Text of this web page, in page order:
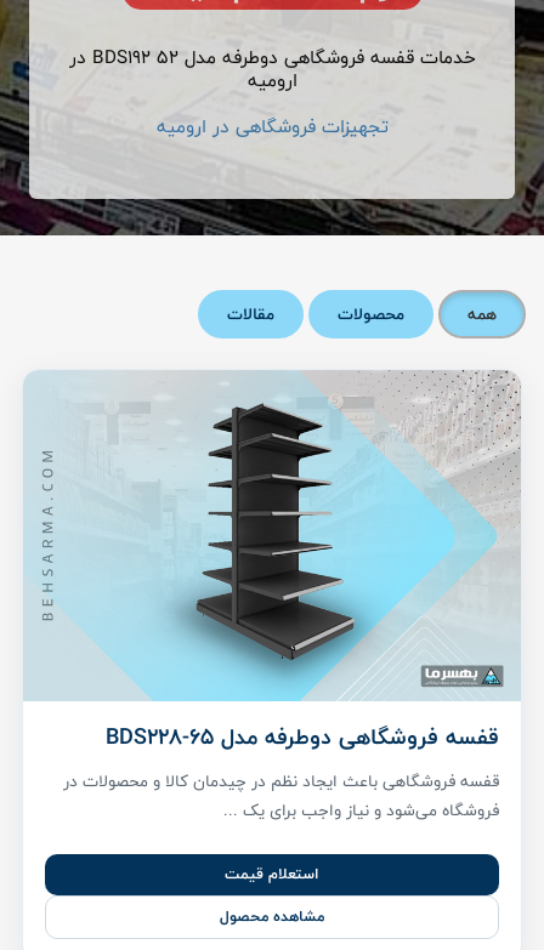
خدمات قفسه فروشگاهی دوطرفه مدل BDS192 52 در
ارومیه
تجهیزات فروشگاهی در ارومیه
همه محصولات مقالات
قفسه فروشگاهی دوطرفه مدل BDS228-65
قفسه فروشگاهی باعث ایجاد نظم در چیدمان کالا و محصولات در
فروشگاه می‌شود و نیاز واجب برای یک ...
استعلام قیمت
مشاهده محصول